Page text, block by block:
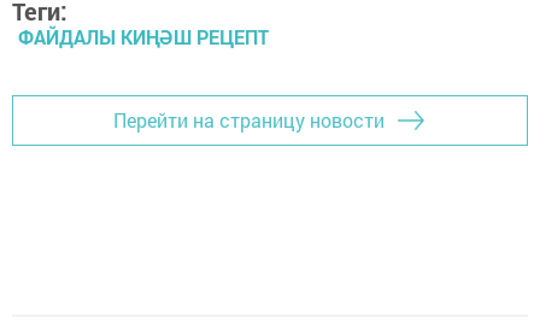
Теги:
ФАЙДАЛЫ КИҢӘШ РЕЦЕПТ
Перейти на страницу новости